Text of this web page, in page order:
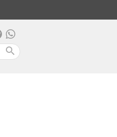
search